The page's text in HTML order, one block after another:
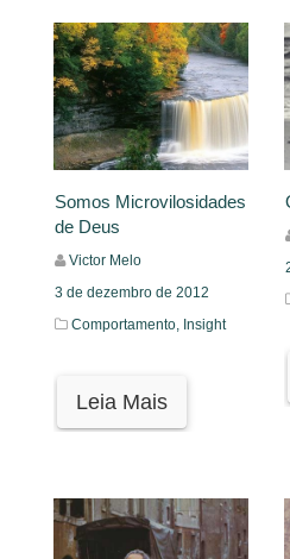
Somos Microvilosidades
de Deus
Victor Melo
3 de dezembro de 2012
Comportamento, Insight
Leia Mais